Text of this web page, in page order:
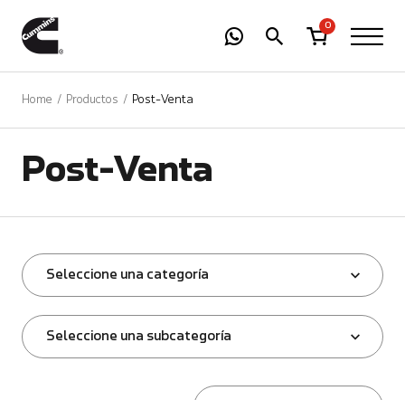
0
Home Productos Post-Venta
Post-Venta
Seleccione una categoría
Seleccione una subcategoría